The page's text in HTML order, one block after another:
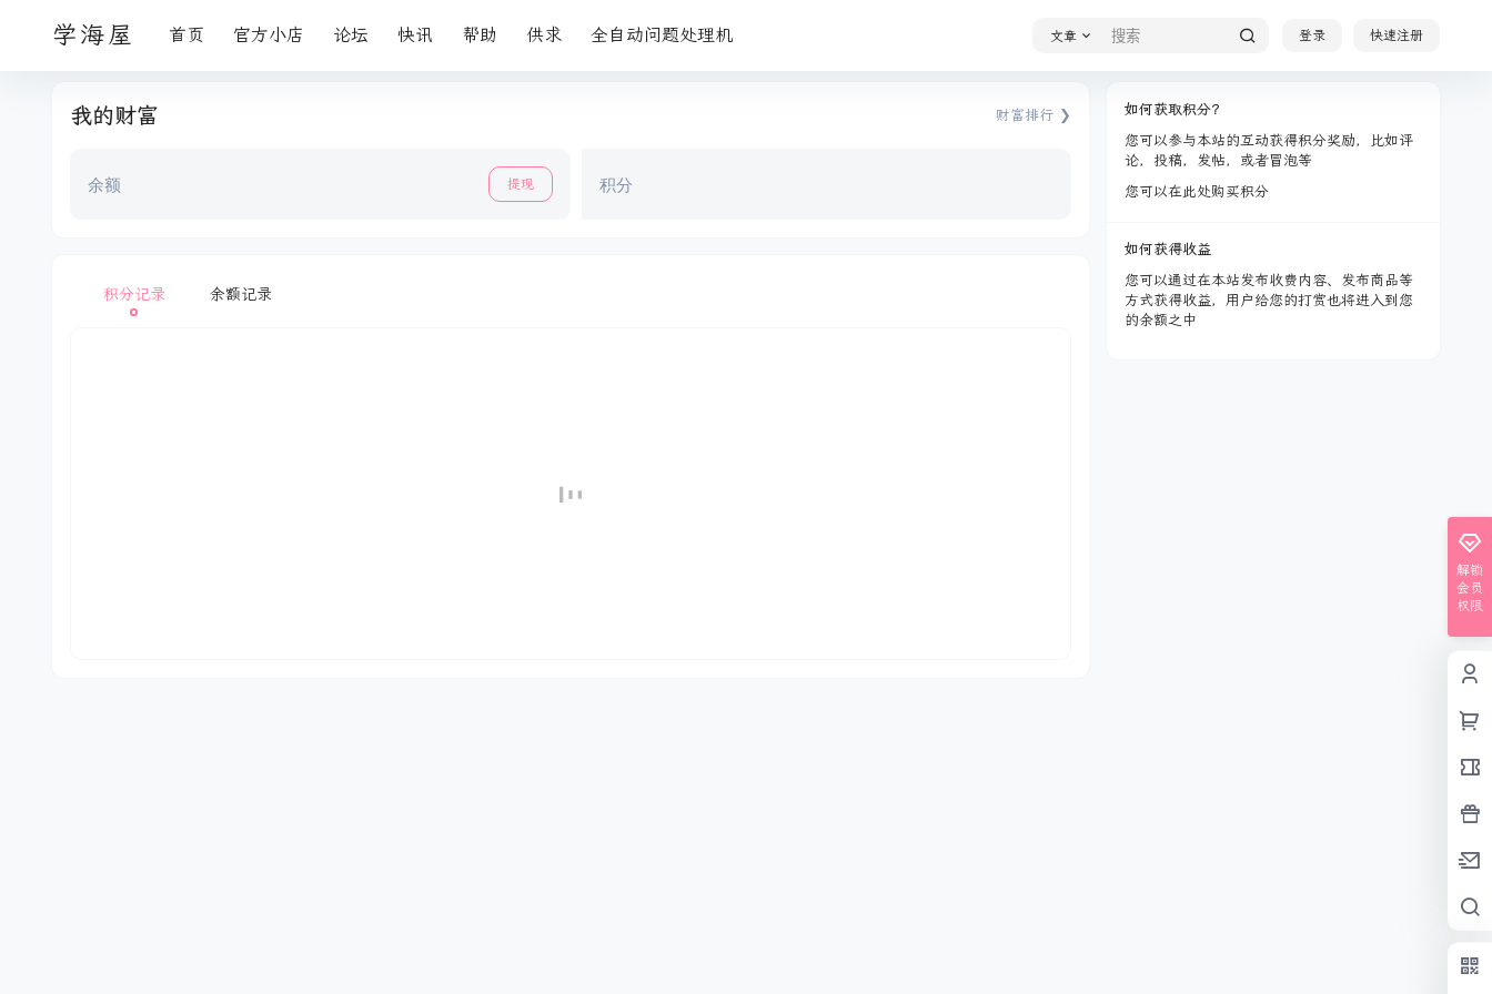
学海屋 首页 官方小店 论坛 快讯 帮助 供求 全自动问题处理机 文章 登录 快速注册
我的财富 财富排行 ❯
余额 提现 积分
积分记录 余额记录
如何获取积分？
您可以参与本站的互动获得积分奖励，比如评
论，投稿，发帖，或者冒泡等
您可以在此处购买积分
如何获得收益
您可以通过在本站发布收费内容、发布商品等
方式获得收益，用户给您的打赏也将进入到您
的余额之中
解锁
会员
权限